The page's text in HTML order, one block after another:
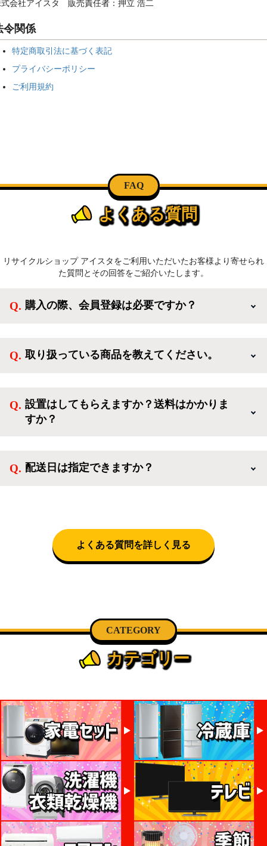
会社アイスタ 販売責任者：押立 浩二
令関係
特定商取引法に基づく表記
プライバシーポリシー
ご利用規約
FAQ
よくある質問
リサイクルショップ アイスタをご利用いただいたお客様より寄せられ
た質問とその回答をご紹介いたします。
購入の際、会員登録は必要ですか？
方、登録しなくてもカートに商品を入れた後、ログイ
取り扱っている商品を教えてください。
活を応援するような家電セットから、季節・空調家
電、調理家電、生活家電まで、幅広く中古家電を取り
設置はしてもらえますか？送料はかかりま
すか？
神奈川・千葉)において自社配送を選択いただくこと
配送日は指定できますか？
話にて日時決定に関するご連絡をさせて頂きます。
よくある質問を詳しく見る
CATEGORY
カテゴリー